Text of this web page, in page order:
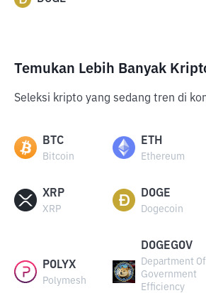
Temukan Lebih Banyak
Seleksi kripto yang sedang tren di
BTC
Bitcoin
ETH
Ethereum
XRP
XRP
DOGE
Dogecoin
POLYX
Polymesh
DOGEGOV
Department Of
Government
Efficiency